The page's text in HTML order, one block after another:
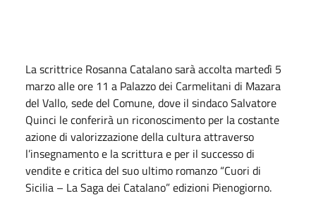
La scrittrice Rosanna Catalano sarà accolta martedì 5
marzo alle ore 11 a Palazzo dei Carmelitani di Mazara
del Vallo, sede del Comune, dove il sindaco Salvatore
Quinci le conferirà un riconoscimento per la costante
azione di valorizzazione della cultura attraverso
l’insegnamento e la scrittura e per il successo di
vendite e critica del suo ultimo romanzo “Cuori di
Sicilia – La Saga dei Catalano” edizioni Pienogiorno.